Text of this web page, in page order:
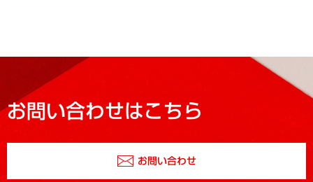
お問い合わせはこちら
お問い合わせ